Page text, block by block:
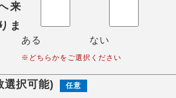
来
ま
ある ない
※どちらかをご選択ください
選択可能) 任意